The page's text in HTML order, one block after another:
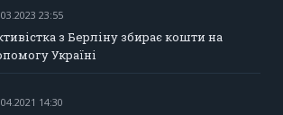
23:55
з Берліну збирає кошти на
Україні
14:30